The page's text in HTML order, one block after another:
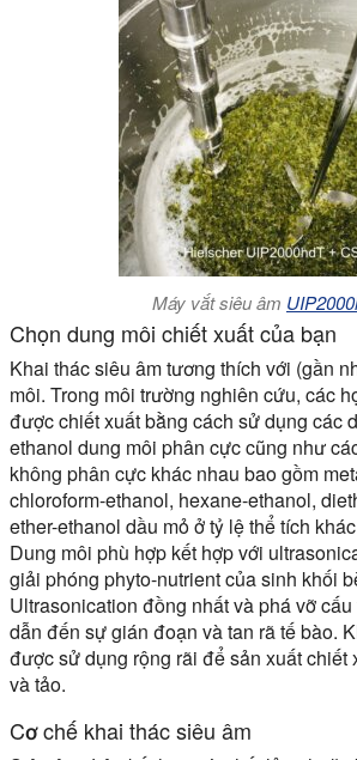
Máy vắt siêu âm
Chọn dung môi chiết xuất của bạn
Khai thác siêu âm tương thích với (gần
môi. Trong môi trường nghiên cứu, các
được chiết xuất bằng cách sử dụng các
ethanol dung môi phân cực cũng như
không phân cực khác nhau bao gồm
chloroform-ethanol, hexane-ethanol,
ether-ethanol dầu mỏ ở tỷ lệ thể tích
Dung môi phù hợp kết hợp với
giải phóng phyto-nutrient của sinh khối
Ultrasonication đồng nhất và phá vỡ
dẫn đến sự gián đoạn và tan rã tế bào.
được sử dụng rộng rãi để sản xuất chiết
và tảo.
Cơ chế khai thác siêu âm